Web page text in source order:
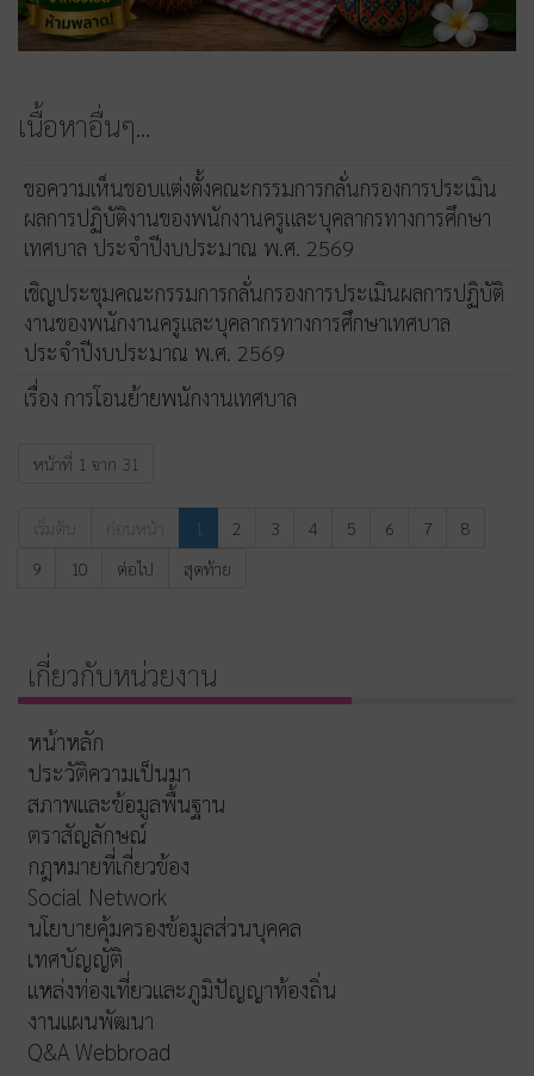
เนื้อหาอื่นๆ...
ขอความเห็นชอบแต่งตั้งคณะกรรมการกลั่นกรองการประเมิน
ผลการปฏิบัติงานของพนักงานครูและบุคลากรทางการศึกษา
เทศบาล ประจำปีงบประมาณ พ.ศ. 2569
เชิญประชุมคณะกรรมการกลั่นกรองการประเมินผลการปฏิบัติ
งานของพนักงานครูและบุคลากรทางการศึกษาเทศบาล
ประจำปีงบประมาณ พ.ศ. 2569
เรื่อง การโอนย้ายพนักงานเทศบาล
หน้าที่ 1 จาก 31
เริ่มต้น ก่อนหน้า 1 2 3 4 5 6 7
8
9
10 ต่อไป สุดท้าย
เกี่ยวกับหน่วยงาน
หน้าหลัก
ประวัติความเป็นมา
สภาพและข้อมูลพื้นฐาน
ตราสัญลักษณ์
กฎหมายที่เกี่ยวข้อง
Social Network
นโยบายคุ้มครองข้อมูลส่วนบุคคล
เทศบัญญัติ
แหล่งท่องเที่ยวและภูมิปัญญาท้องถิ่น
งานแผนพัฒนา
Q&A Webbroad